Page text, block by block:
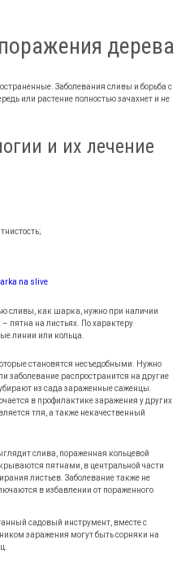
дерева
Заболевания сливы и борьба с
или растение полностью зачахнет и не
и их лечение
сливы, как шарка, нужно при наличии
пятна на листьях. По характеру
линии или кольца.
становятся несъедобными. Нужно
заболевание распространится на другие
из сада зараженные саженцы.
в профилактике заражения у других
тля, а также некачественный
слива, пораженная кольцевой
пятнами, в центральной части
листьев. Заболевание также не
в избавлении от пораженного
садовый инструмент, вместе с
заражения могут быть сорняки на